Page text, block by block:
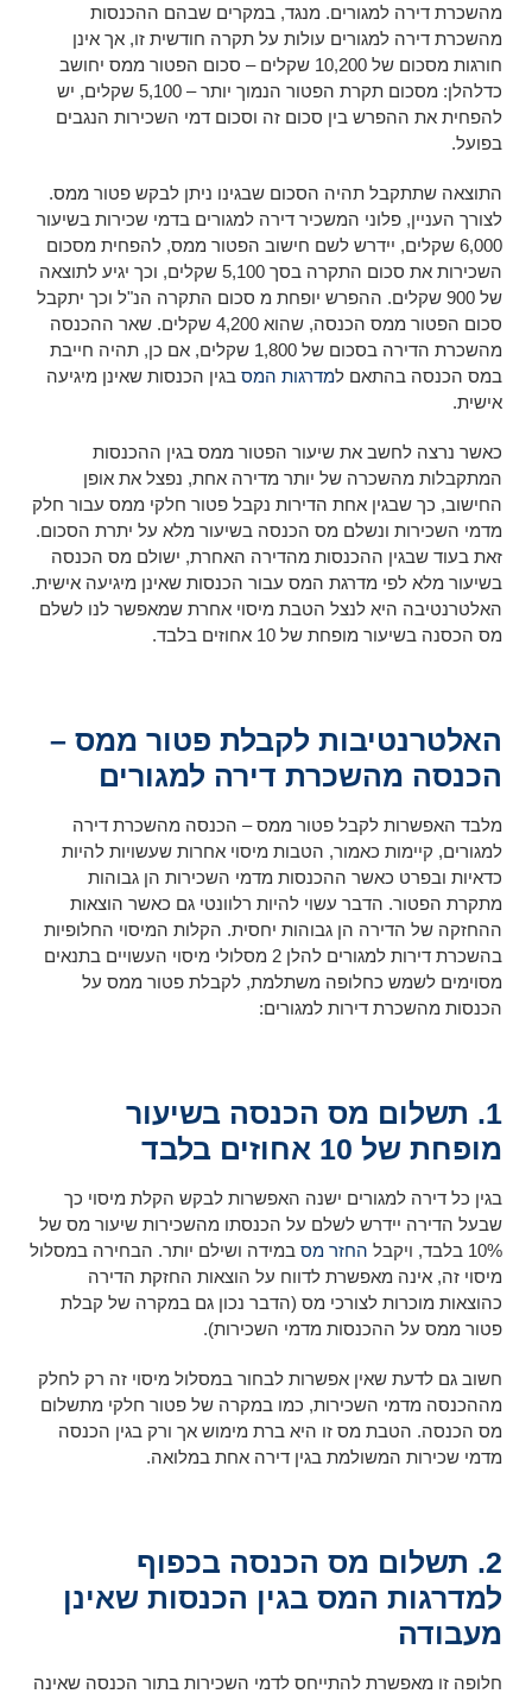
מהשכרת דירה למגורים. מנגד, במקרים שבהם ההכנסות
מהשכרת דירה למגורים עולות על תקרה חודשית זו, אך אינן
חורגות מסכום של 10,200 שקלים – סכום הפטור ממס יחושב
כדלהלן: מסכום תקרת הפטור הנמוך יותר – 5,100 שקלים, יש
להפחית את ההפרש בין סכום זה וסכום דמי השכירות הנגבים
בפועל.
התוצאה שתתקבל תהיה הסכום שבגינו ניתן לבקש פטור ממס.
לצורך העניין, פלוני המשכיר דירה למגורים בדמי שכירות בשיעור
6,000 שקלים, יידרש לשם חישוב הפטור ממס, להפחית מסכום
השכירות את סכום התקרה בסך 5,100 שקלים, וכך יגיע לתוצאה
של 900 שקלים. ההפרש יופחת מ סכום התקרה הנ"ל וכך יתקבל
סכום הפטור ממס הכנסה, שהוא 4,200 שקלים. שאר ההכנסה
מהשכרת הדירה בסכום של 1,800 שקלים, אם כן, תהיה חייבת
במס הכנסה בהתאם למדרגות המס בגין הכנסות שאינן מיגיעה
אישית.
כאשר נרצה לחשב את שיעור הפטור ממס בגין ההכנסות
המתקבלות מהשכרה של יותר מדירה אחת, נפצל את אופן
החישוב, כך שבגין אחת הדירות נקבל פטור חלקי ממס עבור חלק
מדמי השכירות ונשלם מס הכנסה בשיעור מלא על יתרת הסכום.
זאת בעוד שבגין ההכנסות מהדירה האחרת, ישולם מס הכנסה
בשיעור מלא לפי מדרגת המס עבור הכנסות שאינן מיגיעה אישית.
האלטרנטיבה היא לנצל הטבת מיסוי אחרת שמאפשר לנו לשלם
מס הכסנה בשיעור מופחת של 10 אחוזים בלבד.
האלטרנטיבות לקבלת פטור ממס –
הכנסה מהשכרת דירה למגורים
מלבד האפשרות לקבל פטור ממס – הכנסה מהשכרת דירה
למגורים, קיימות כאמור, הטבות מיסוי אחרות שעשויות להיות
כדאיות ובפרט כאשר ההכנסות מדמי השכירות הן גבוהות
מתקרת הפטור. הדבר עשוי להיות רלוונטי גם כאשר הוצאות
ההחזקה של הדירה הן גבוהות יחסית. הקלות המיסוי החלופיות
בהשכרת דירות למגורים להלן 2 מסלולי מיסוי העשויים בתנאים
מסוימים לשמש כחלופה משתלמת, לקבלת פטור ממס על
הכנסות מהשכרת דירות למגורים:
1. תשלום מס הכנסה בשיעור
מופחת של 10 אחוזים בלבד
בגין כל דירה למגורים ישנה האפשרות לבקש הקלת מיסוי כך
שבעל הדירה יידרש לשלם על הכנסתו מהשכירות שיעור מס של
10% בלבד, ויקבל
החזר מס במידה ושילם יותר. הבחירה במסלול
מיסוי זה, אינה מאפשרת לדווח על הוצאות החזקת הדירה
כהוצאות מוכרות לצורכי מס (הדבר נכון גם במקרה של קבלת
פטור ממס על ההכנסות מדמי השכירות).
חשוב גם לדעת שאין אפשרות לבחור במסלול מיסוי זה רק לחלק
מההכנסה מדמי השכירות, כמו במקרה של פטור חלקי מתשלום
מס הכנסה. הטבת מס זו היא ברת מימוש אך ורק בגין הכנסה
מדמי שכירות המשולמת בגין דירה אחת במלואה.
2. תשלום מס הכנסה בכפוף
למדרגות המס בגין הכנסות שאינן
מעבודה
חלופה זו מאפשרת להתייחס לדמי השכירות בתור הכנסה שאינה